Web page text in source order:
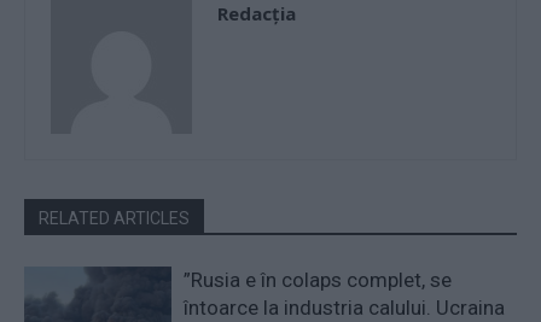
Redacţia
RELATED ARTICLES
”Rusia e în colaps complet, se
întoarce la industria calului. Ucraina